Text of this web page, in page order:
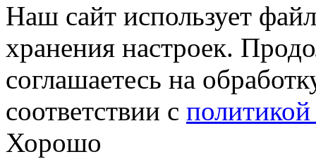
Наш сайт использует
хранения настроек.
соглашаетесь на
соответствии с
Хорошо